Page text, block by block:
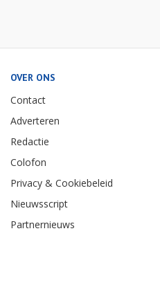
OVER ONS
Contact
Adverteren
Redactie
Colofon
Privacy & Cookiebeleid
Nieuwsscript
Partnernieuws